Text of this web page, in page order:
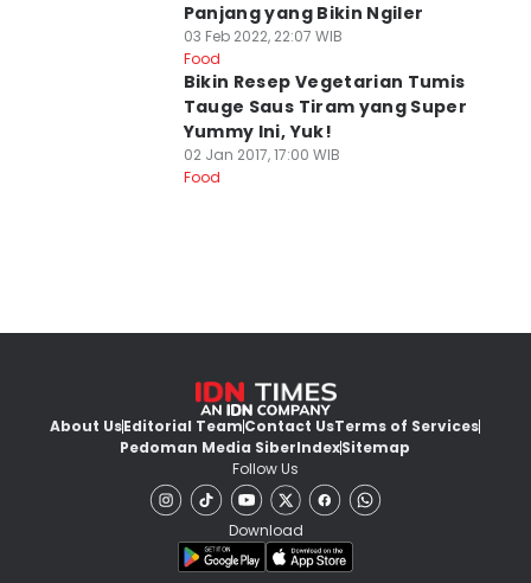
Panjang yang Bikin Ngiler
03 Feb 2022, 22:07 WIB
Food
Bikin Resep Vegetarian Tumis
Tauge Saus Tiram yang Super
Yummy Ini, Yuk!
02 Jan 2017, 17:00 WIB
Food
About UsEditorial TeamContact UsTerms of Services
Pedoman Media SiberIndexSitemap
Follow Us
Download